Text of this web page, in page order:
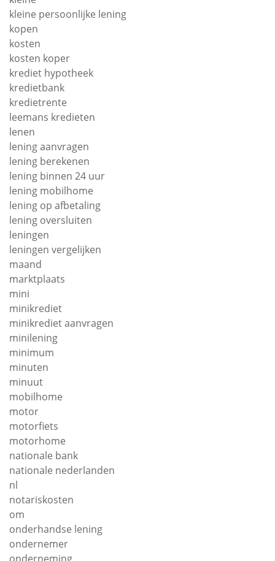
kleine persoonlijke lening
kopen
kosten
kosten koper
krediet hypotheek
kredietbank
kredietrente
leemans kredieten
lenen
lening aanvragen
lening berekenen
lening binnen 24 uur
lening mobilhome
lening op afbetaling
lening oversluiten
leningen
leningen vergelijken
maand
marktplaats
mini
minikrediet
minikrediet aanvragen
minilening
minimum
minuten
minuut
mobilhome
motor
motorfiets
motorhome
nationale bank
nationale nederlanden
nl
notariskosten
om
onderhandse lening
ondernemer